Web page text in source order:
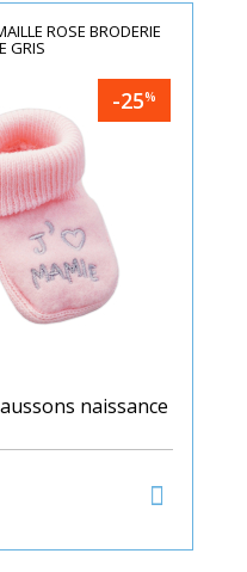
ROSE BRODERIE
GRIS
-25%
naissance